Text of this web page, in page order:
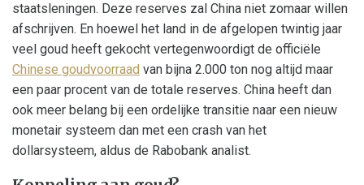
staatsleningen. Deze reserves zal China niet zomaar willen
afschrijven. En hoewel het land in de afgelopen twintig jaar
veel goud heeft gekocht vertegenwoordigt de officiële
Chinese goudvoorraad van bijna 2.000 ton nog altijd maar
een paar procent van de totale reserves. China heeft dan
ook meer belang bij een ordelijke transitie naar een nieuw
monetair systeem dan met een crash van het
dollarsysteem, aldus de Rabobank analist.